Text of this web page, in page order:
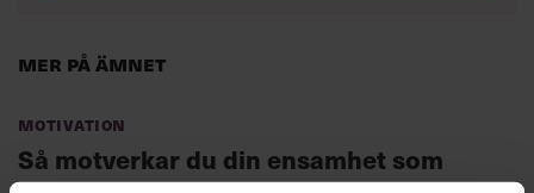
Mer på ämnet
Motivation
Så motverkar du din ensamhet som